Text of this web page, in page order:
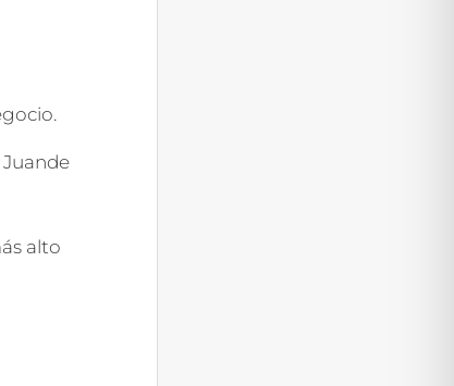
alto